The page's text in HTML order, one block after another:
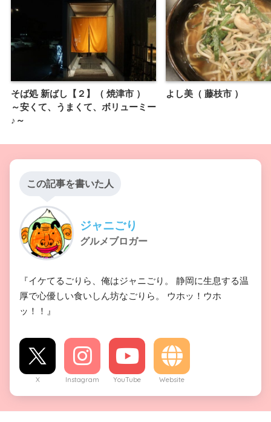
そば処 新ばし【２】（ 焼津市 ）
～安くて、うまくて、ボリューミー
♪～
よし美（ 藤枝市 ）
この記事を書いた人
ジャニごり
グルメブロガー
『イケてるごりら、俺はジャニごり。 静岡に生息する温
厚で心優しい食いしん坊なごりら。 ウホッ！ウホ
ッ！！』
X Instagram YouTube Website